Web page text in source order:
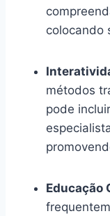
colocando
métodos
pode
Educação